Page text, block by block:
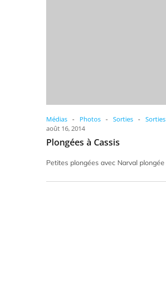
Médias - Photos - Sorties -
août 16, 2014
Plongées à Cassis
Petites plongées avec Narval plongée